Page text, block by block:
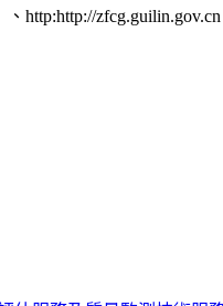
、 http:http://zfcg.guilin.gov.cn